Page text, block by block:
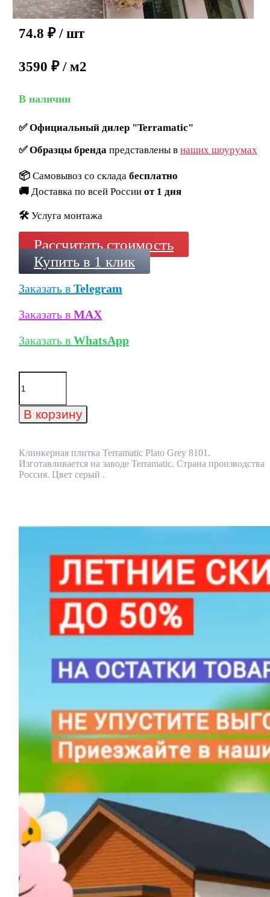
74.8 ₽ / шт
3590 ₽ / м2
В наличии
✅Официальный дилер "Terramatic"
✅Образцы брендапредставлены в наших шоурумах
📦 Самовывоз со склада бесплатно
🚚 Доставка по всей России от 1 дня
🛠️ Услуга монтажа
Рассчитать стоимость
Купить в 1 клик
Заказать в Telegram
Заказать в MAX
Заказать в WhatsApp
Количество
товара
плитка
Terramatic
8101
В корзину
Клинкерная плитка Terramatic Plato Grey 8101.
Изготавливается на заводе Terramatic. Страна производства
Россия. Цвет серый .